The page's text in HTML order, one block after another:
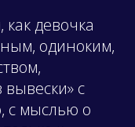
как девочка
одиноким,
вывески» с
с мыслью о